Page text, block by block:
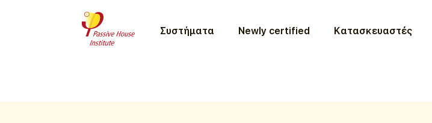
Συστήματα Newly certified Κατασκευαστές